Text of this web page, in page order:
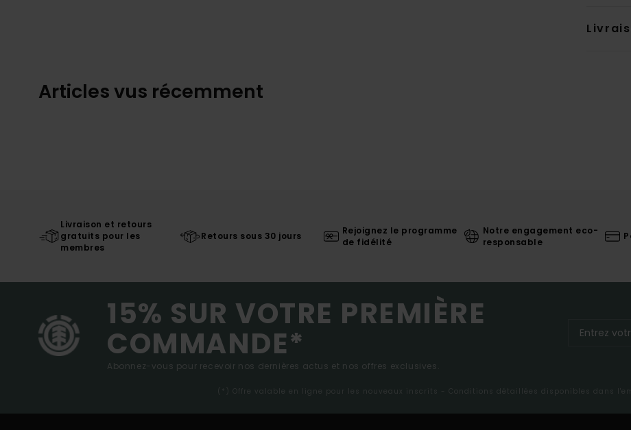
Articles vus récemment
Livraison et retours
gratuits pour les
membres
Retours sous 30 jours
Rejoignez le programme
de fidélité
Notre engagement eco-
responsable
15% SUR VOTRE PREMIÈRE
COMMANDE*
Abonnez-vous pour recevoir nos dernières actus et nos offres exclusives.
(*) Offre valable en ligne pour les nouveaux inscrits - Conditions détaillées disponibles dans